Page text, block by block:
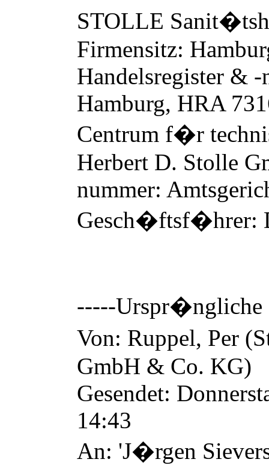
STOLLE Sanit�
Firmensitz:
Handelsregister &
Hamburg, HRA
Centrum f�r
Herbert D. Stolle
nummer:
Gesch�ftsf�hrer:
-----Urspr�
Von: Ruppel, Per
GmbH & Co. KG)
Gesendet:
14:43
An: 'J�rgen